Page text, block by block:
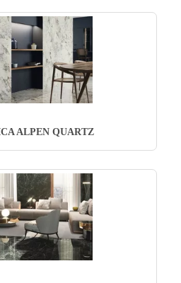
ALPEN QUARTZ